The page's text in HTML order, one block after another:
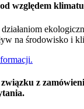
względem
na środowisko i
z